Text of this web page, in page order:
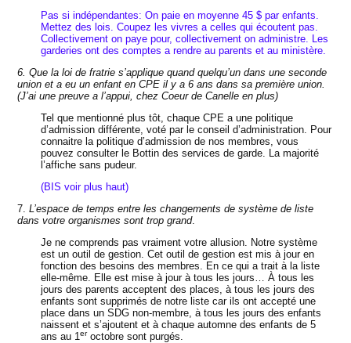
Pas si indépendantes: On paie en moyenne 45 $ par enfants.
Mettez des lois. Coupez les vivres a celles qui écoutent pas.
Collectivement on paye pour, collectivement on administre. Les
garderies ont des comptes a rendre au parents et au ministère.
6. Que la loi de fratrie s’applique quand quelqu’un dans une seconde
union et a eu un enfant en CPE il y a 6 ans dans sa première union.
(J’ai une preuve a l’appui, chez Coeur de Canelle en plus)
Tel que mentionné plus tôt, chaque CPE a une politique
d’admission différente, voté par le conseil d’administration. Pour
connaitre la politique d’admission de nos membres, vous
pouvez consulter le Bottin des services de garde. La majorité
l’affiche sans pudeur.
(BIS voir plus haut)
7. L’espace de temps entre les changements de système de liste
dans votre organismes sont trop grand.
Je ne comprends pas vraiment votre allusion. Notre système
est un outil de gestion. Cet outil de gestion est mis à jour en
fonction des besoins des membres. En ce qui a trait à la liste
elle-même. Elle est mise à jour à tous les jours… À tous les
jours des parents acceptent des places, à tous les jours des
enfants sont supprimés de notre liste car ils ont accepté une
place dans un SDG non-membre, à tous les jours des enfants
naissent et s’ajoutent et à chaque automne des enfants de 5
ans au 1eroctobre sont purgés.